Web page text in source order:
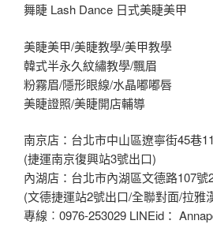
舞睫 Lash Dance 日式美睫美甲
美睫美甲/美睫教學/美甲教學
韓式半永久紋繡教學/飄眉
粉霧眉/隱形眼線/水晶嘟嘟唇
美睫證照/美睫開店輔導
南京店：台北市中山區遼寧街45巷
(捷運南京復興站3號出口)
內湖店：台北市內湖區文德路107號
(文德捷運站2號出口/全聯對面/拉雅
專線︰0976-253029 LINEid：